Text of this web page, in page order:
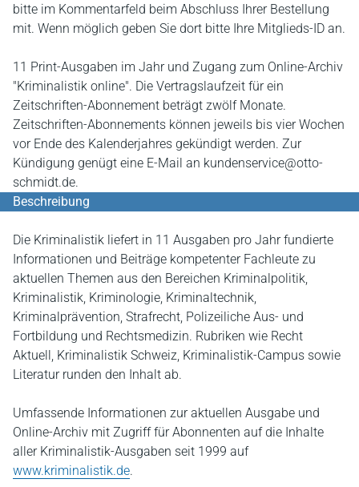
bitte im Kommentarfeld beim Abschluss Ihrer Bestellung
mit. Wenn möglich geben Sie dort bitte Ihre Mitglieds-ID an.
11 Print-Ausgaben im Jahr und Zugang zum Online-Archiv
"Kriminalistik online". Die Vertragslaufzeit für ein
Zeitschriften-Abonnement beträgt zwölf Monate.
Zeitschriften-Abonnements können jeweils bis vier Wochen
vor Ende des Kalenderjahres gekündigt werden. Zur
Kündigung genügt eine E-Mail an kundenservice@otto-
schmidt.de.
Beschreibung
Die Kriminalistik liefert in 11 Ausgaben pro Jahr fundierte
Informationen und Beiträge kompetenter Fachleute zu
aktuellen Themen aus den Bereichen Kriminalpolitik,
Kriminalistik, Kriminologie, Kriminaltechnik,
Kriminalprävention, Strafrecht, Polizeiliche Aus- und
Fortbildung und Rechtsmedizin. Rubriken wie Recht
Aktuell, Kriminalistik Schweiz, Kriminalistik-Campus sowie
Literatur runden den Inhalt ab.
Umfassende Informationen zur aktuellen Ausgabe und
Online-Archiv mit Zugriff für Abonnenten auf die Inhalte
aller Kriminalistik-Ausgaben seit 1999 auf
www.kriminalistik.de.